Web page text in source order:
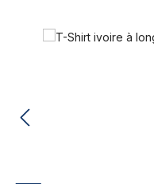
Ignorer la galerie d'images